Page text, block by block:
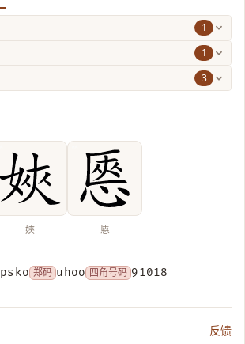
1
1
3
㛍 㥦
psko 郑码 uhoo 四角号码 91018
反馈